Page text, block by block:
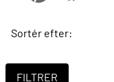
Sortér efter: